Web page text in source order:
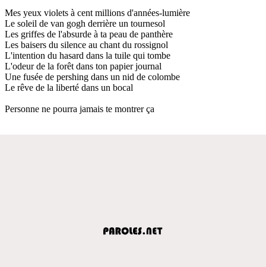
Mes yeux violets à cent millions d'années-lumière
Le soleil de van gogh derrière un tournesol
Les griffes de l'absurde à ta peau de panthère
Les baisers du silence au chant du rossignol
L'intention du hasard dans la tuile qui tombe
L'odeur de la forêt dans ton papier journal
Une fusée de pershing dans un nid de colombe
Le rêve de la liberté dans un bocal
Personne ne pourra jamais te montrer ça